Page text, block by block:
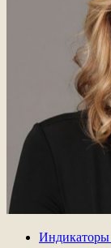
Индикаторы